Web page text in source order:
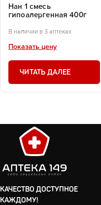
Нан 1 смесь
гипоалергенная 400г
В наличии в 3 аптеках
Показать цену
ЧИТАТЬ ДАЛЕЕ
КАЧЕСТВО ДОСТУПНОЕ
КАЖДОМУ!